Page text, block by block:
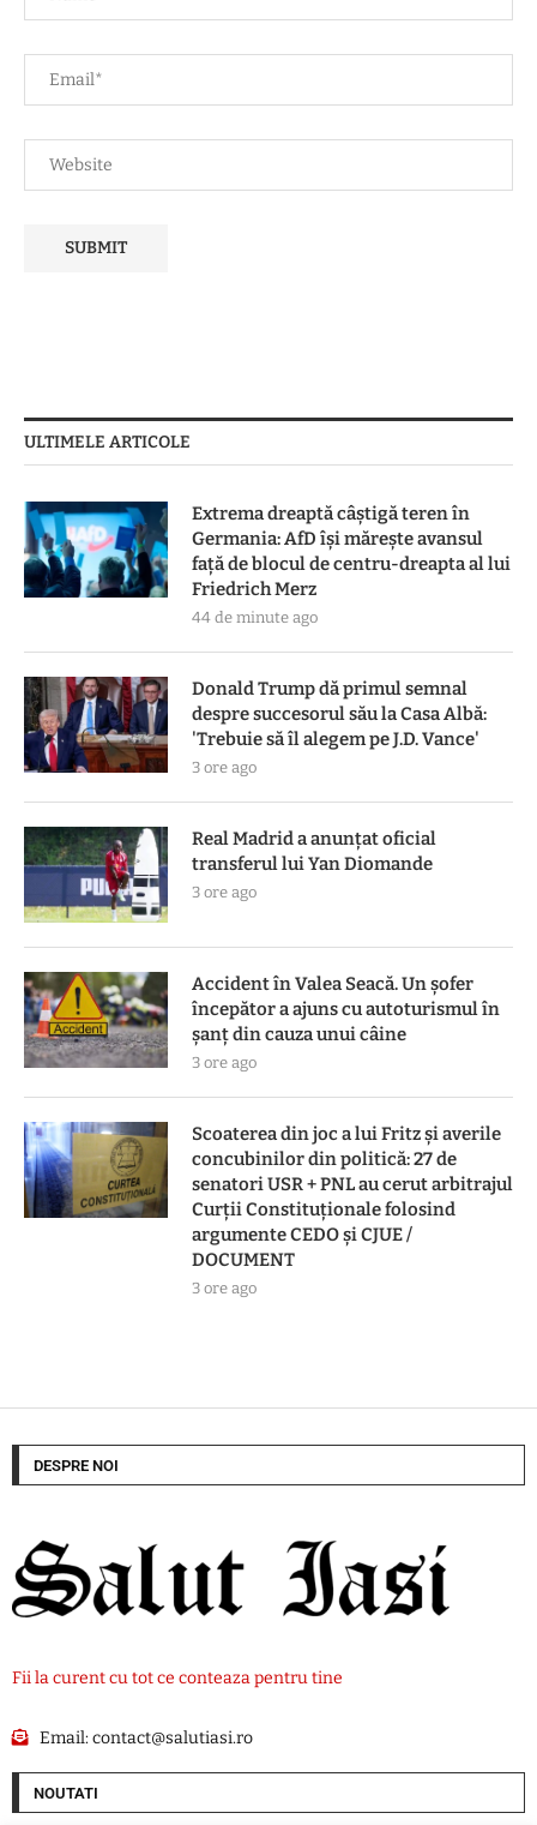
ULTIMELE ARTICOLE
Extrema dreaptă câștigă teren în
Germania: AfD își mărește avansul
față de blocul de centru-dreapta al lui
Friedrich Merz
44 de minute ago
Donald Trump dă primul semnal
despre succesorul său la Casa Albă:
'Trebuie să îl alegem pe J.D. Vance'
3 ore ago
Real Madrid a anunțat oficial
transferul lui Yan Diomande
3 ore ago
Accident în Valea Seacă. Un șofer
începător a ajuns cu autoturismul în
șanț din cauza unui câine
3 ore ago
Scoaterea din joc a lui Fritz și averile
concubinilor din politică: 27 de
senatori USR + PNL au cerut arbitrajul
Curții Constituționale folosind
argumente CEDO și CJUE /
DOCUMENT
3 ore ago
DESPRE NOI
Fii la curent cu tot ce conteaza pentru tine
Email:contact@salutiasi.ro
NOUTATI